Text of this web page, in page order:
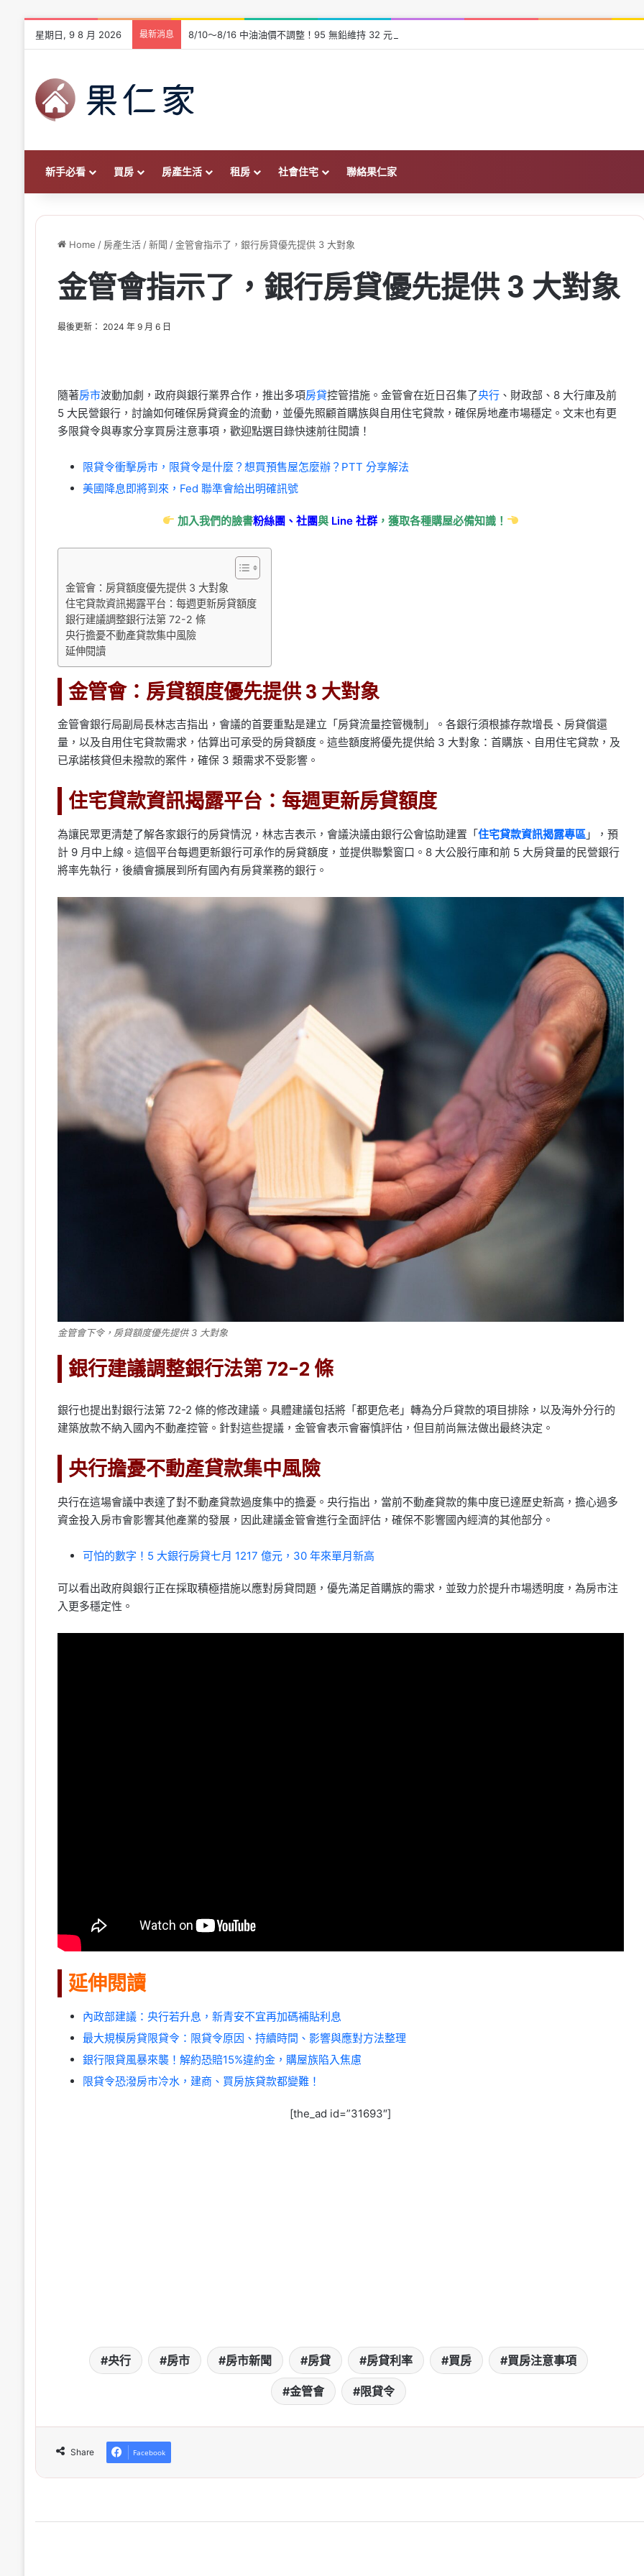
星期日, 9 8 月 2026 最新消息 8/10～8/16 中油油價不調整！95 無鉛維持 32 元，汽柴油都不漲
新手必看 買房 房產生活 租房 社會住宅 聯絡果仁家
Home / 房產生活 / 新聞 / 金管會指示了，銀行房貸優先提供 3 大對象
金管會指示了，銀行房貸優先提供 3 大對象
最後更新： 2024 年 9 月 6 日
隨著房市波動加劇，政府與銀行業界合作，推出多項房貸控管措施。金管會在近日召集了央行、財政部、8 大行庫及前
5 大民營銀行，討論如何確保房貸資金的流動，並優先照顧首購族與自用住宅貸款，確保房地產市場穩定。文末也有更
多限貸令與專家分享買房注意事項，歡迎點選目錄快速前往閱讀！
限貸令衝擊房市，限貸令是什麼？想買預售屋怎麼辦？PTT 分享解法
美國降息即將到來，Fed 聯準會給出明確訊號
加入我們的臉書粉絲團、 社團與 Line 社群，獲取各種購屋必備知識！
金管會：房貸額度優先提供 3 大對象
住宅貸款資訊揭露平台：每週更新房貸額度
銀行建議調整銀行法第 72-2 條
央行擔憂不動產貸款集中風險
延伸閱讀
金管會：房貸額度優先提供 3 大對象
金管會銀行局副局長林志吉指出，會議的首要重點是建立「房貸流量控管機制」。各銀行須根據存款增長、房貸償還
量，以及自用住宅貸款需求，估算出可承受的房貸額度。這些額度將優先提供給 3 大對象：首購族、自用住宅貸款，及
已承諾核貸但未撥款的案件，確保 3 類需求不受影響。
住宅貸款資訊揭露平台：每週更新房貸額度
為讓民眾更清楚了解各家銀行的房貸情況，林志吉表示，會議決議由銀行公會協助建置「住宅貸款資訊揭露專區」，預
計 9 月中上線。這個平台每週更新銀行可承作的房貸額度，並提供聯繫窗口。8 大公股行庫和前 5 大房貸量的民營銀行
將率先執行，後續會擴展到所有國內有房貸業務的銀行。
金管會下令，房貸額度優先提供 3 大對象
銀行建議調整銀行法第 72-2 條
銀行也提出對銀行法第 72-2 條的修改建議。具體建議包括將「都更危老」轉為分戶貸款的項目排除，以及海外分行的
建築放款不納入國內不動產控管。針對這些提議，金管會表示會審慎評估，但目前尚無法做出最終決定。
央行擔憂不動產貸款集中風險
央行在這場會議中表達了對不動產貸款過度集中的擔憂。央行指出，當前不動產貸款的集中度已達歷史新高，擔心過多
資金投入房市會影響其他產業的發展，因此建議金管會進行全面評估，確保不影響國內經濟的其他部分。
可怕的數字！5 大銀行房貸七月 1217 億元，30 年來單月新高
可以看出政府與銀行正在採取積極措施以應對房貸問題，優先滿足首購族的需求，並致力於提升市場透明度，為房市注
入更多穩定性。
延伸閱讀
內政部建議：央行若升息，新青安不宜再加碼補貼利息
最大規模房貸限貸令：限貸令原因、持續時間、影響與應對方法整理
銀行限貸風暴來襲！解約恐賠15%違約金，購屋族陷入焦慮
限貸令恐潑房市冷水，建商、買房族貸款都變難！
[the_ad id=”31693″]
央行 房市 房市新聞 房貸 房貸利率 買房 買房注意事項
金管會 限貸令
Share Facebook